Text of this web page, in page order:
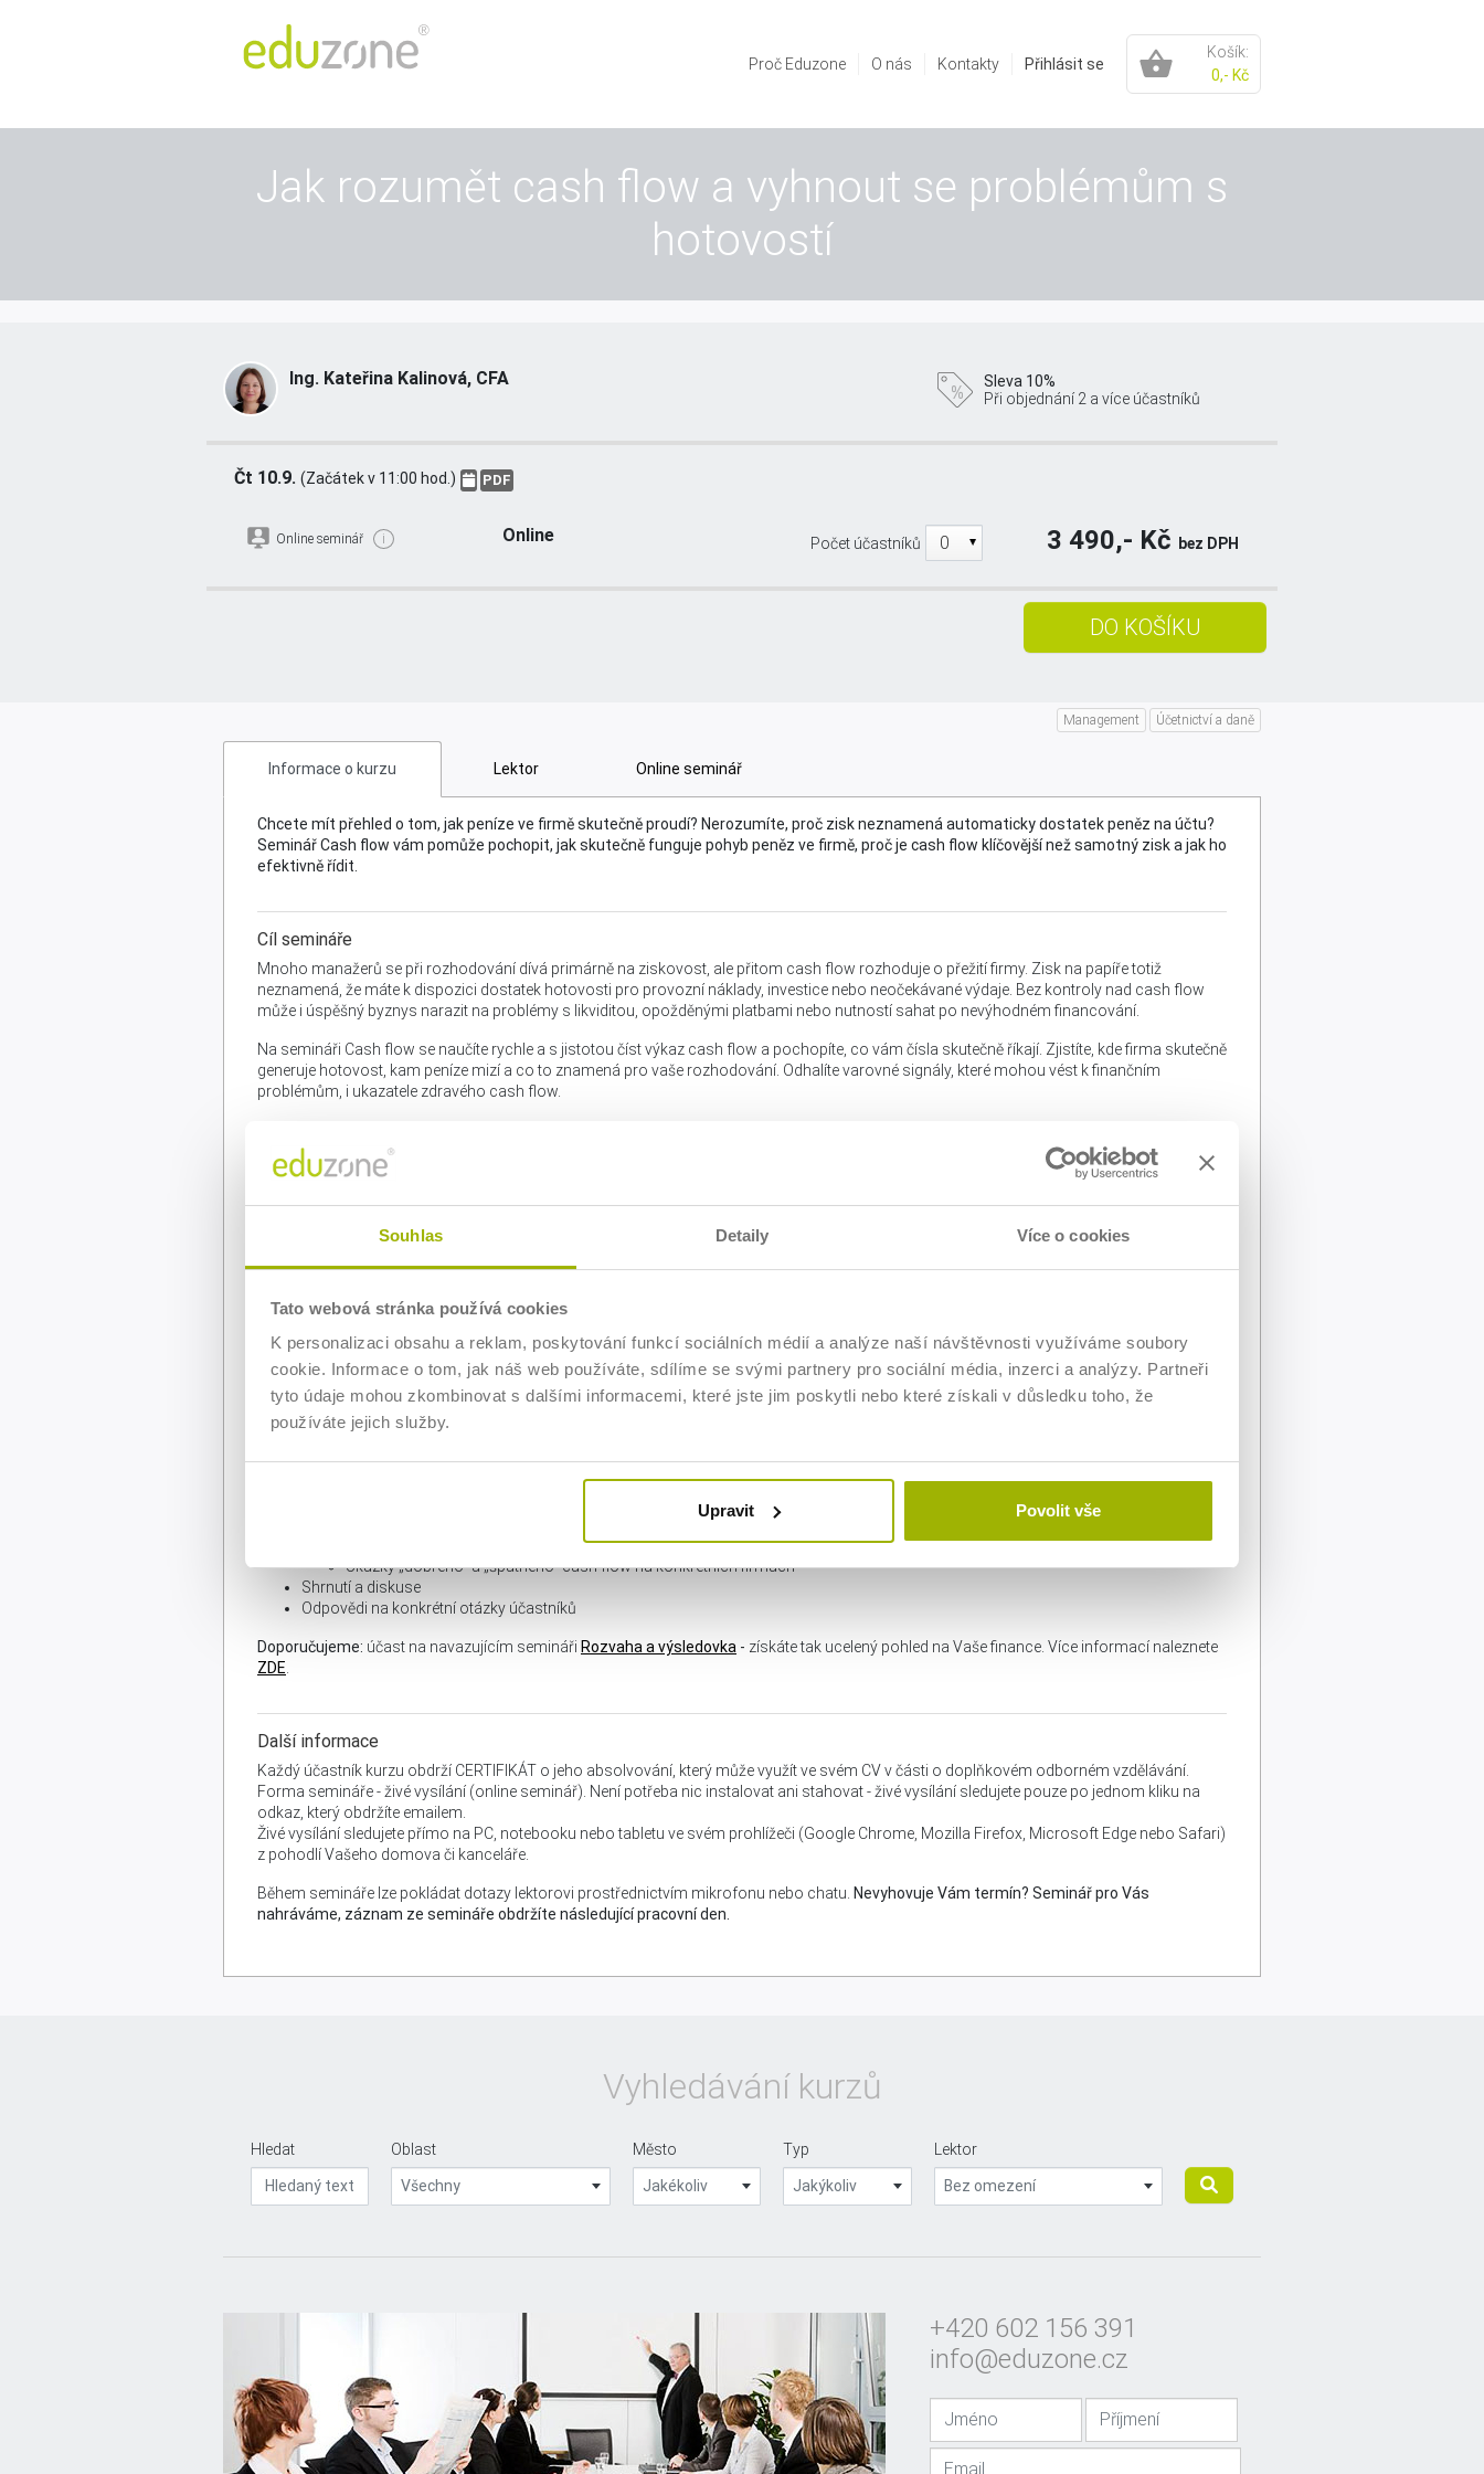
Souhlas Detaily Více o cookies
Tato webová stránka používá cookies
K personalizaci obsahu a reklam, poskytování funkcí sociálních médií a analýze naší návštěvnosti využíváme soubory
cookie. Informace o tom, jak náš web používáte, sdílíme se svými partnery pro sociální média, inzerci a analýzy. Partneři
tyto údaje mohou zkombinovat s dalšími informacemi, které jste jim poskytli nebo které získali v důsledku toho, že
používáte jejich služby.
Upravit Povolit vše
Přihlásit se
Proč Eduzone O nás Kontakty
Košík:
0,- Kč
Jak rozumět cash flow a vyhnout se problémům s
hotovostí
Ing. Kateřina Kalinová, CFA
Sleva 10%
Při objednání 2 a více účastníků
Čt 10.9. (Začátek v 11:00 hod.) PDF
Online seminář i Online Počet účastníků 3 490,- Kč bez DPH
Management Účetnictví a daně
Informace o kurzu Lektor Online seminář
Chcete mít přehled o tom, jak peníze ve firmě skutečně proudí? Nerozumíte, proč zisk neznamená automaticky dostatek peněz na účtu?
Seminář Cash flow vám pomůže pochopit, jak skutečně funguje pohyb peněz ve firmě, proč je cash flow klíčovější než samotný zisk a jak ho
efektivně řídit.
Cíl semináře
Mnoho manažerů se při rozhodování dívá primárně na ziskovost, ale přitom cash flow rozhoduje o přežití firmy. Zisk na papíře totiž
neznamená, že máte k dispozici dostatek hotovosti pro provozní náklady, investice nebo neočekávané výdaje. Bez kontroly nad cash flow
může i úspěšný byznys narazit na problémy s likviditou, opožděnými platbami nebo nutností sahat po nevýhodném financování.
Na semináři Cash flow se naučíte rychle a s jistotou číst výkaz cash flow a pochopíte, co vám čísla skutečně říkají. Zjistíte, kde firma skutečně
generuje hotovost, kam peníze mizí a co to znamená pro vaše rozhodování. Odhalíte varovné signály, které mohou vést k finančním
problémům, i ukazatele zdravého cash flow.
Komu je seminář určen
ovlivňují cash flow, správně interpretovat finanční data a mít jistotu při diskusích o finanční stabilitě své organizace.
Program
Živé vysílání 11:00 - 12:30 hod.
Úvod a seznámení s programem
Klíčové cíle semináře
Výkaz cash flow – struktura a porozumění
Přímá vs. nepřímá metoda cash flow – v čem se liší a kdy se používají
Jak správně číst výkaz cash flow a co znamenají jeho hodnoty
Jak rozpoznat varovné signály a nebezpečné trendy
Ukázky „dobrého“ a „špatného“ cash flow na konkrétních firmách
Shrnutí a diskuse
Odpovědi na konkrétní otázky účastníků
Doporučujeme: účast na navazujícím semináři Rozvaha a výsledovka - získáte tak ucelený pohled na Vaše finance. Více informací naleznete
ZDE
Další informace
Každý účastník kurzu obdrží CERTIFIKÁT o jeho absolvování, který může využít ve svém CV v části o doplňkovém odborném vzdělávání.
Forma semináře - živé vysílání (online seminář). Není potřeba nic instalovat ani stahovat - živé vysílání sledujete pouze po jednom kliku na
odkaz, který obdržíte emailem.
Živé vysílání sledujete přímo na PC, notebooku nebo tabletu ve svém prohlížeči (Google Chrome, Mozilla Firefox, Microsoft Edge nebo Safari)
z pohodlí Vašeho domova či kanceláře.
Během semináře lze pokládat dotazy lektorovi prostřednictvím mikrofonu nebo chatu. Nevyhovuje Vám termín? Seminář pro Vás
nahráváme, záznam ze semináře obdržíte následující pracovní den.
Vyhledávání kurzů
Hledat Oblast
Všechny
Město
Jakékoliv
Typ
Jakýkoliv
Lektor
Bez omezení
+420 602 156 391
info@eduzone.cz